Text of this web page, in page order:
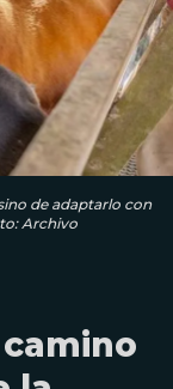
de adaptarlo con
Archivo